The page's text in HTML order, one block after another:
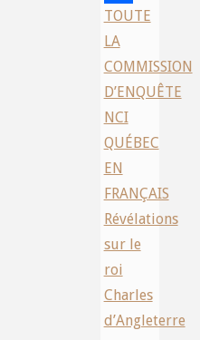
Share
TOUTE
LA
COMMISSION
D’ENQUÊTE
NCI
QUÉBEC
EN
FRANÇAIS
Révélations
sur le
roi
Charles
d’Angleterre